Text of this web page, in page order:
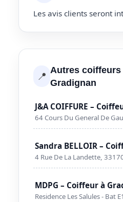
Les avis clients seront
📍 Autres
Gradignan
J&A COIFFURE –
64 Cours Du General De
Sandra BELLOIR –
4 Rue De La Landette,
MDPG – Coiffeur à
Residence Les Salules - Bat